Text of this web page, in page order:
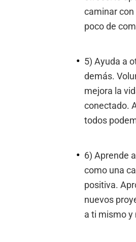
caminar
poco de
5) Ayuda a
demás.
mejora la
conectado.
todos
6) Aprende
como una
positiva.
nuevos
a ti mismo y